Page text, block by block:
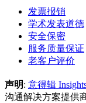
发票报销
学术发表道德
安全保密
服务质量保证
老客户评价
声明: 意得辑
沟通解决方案提供